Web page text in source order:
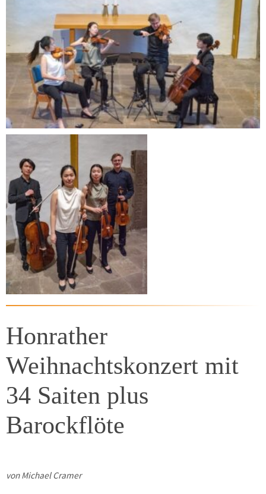
Honrather
Weihnachtskonzert mit
34 Saiten plus
Barockflöte
von Michael Cramer